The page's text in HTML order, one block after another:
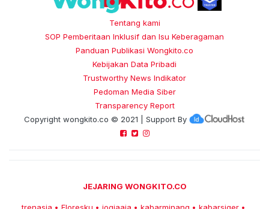
Tentang kami
SOP Pemberitaan Inklusif dan Isu Keberagaman
Panduan Publikasi Wongkito.co
Kebijakan Data Pribadi
Trustworthy News Indikator
Pedoman Media Siber
Transparency Report
Copyright wongkito.co © 2021 | Support By
JEJARING WONGKITO.CO
trenasia Floresku jogjaaja kabarminang kabarsiger